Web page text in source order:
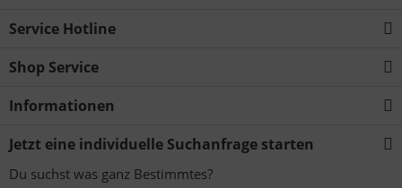
Service Hotline
Shop Service
Informationen
Jetzt eine individuelle Suchanfrage starten
Du suchst was ganz Bestimmtes?